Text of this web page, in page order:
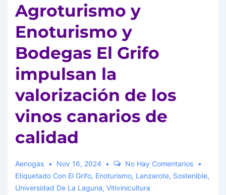
Agroturismo y
Enoturismo y
Bodegas El Grifo
impulsan la
valorización de los
vinos canarios de
calidad
Aenogas Nov 16, 2024
No Hay Comentarios
Etiquetado Con El Grifo, Enoturismo, Lanzarote, Sostenible,
Universidad De La Laguna, Vitivinicultura